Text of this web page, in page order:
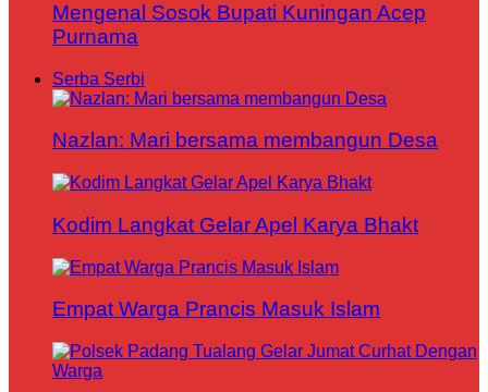
Mengenal Sosok Bupati Kuningan Acep
Purnama
Serba Serbi
Nazlan: Mari bersama membangun Desa
Kodim Langkat Gelar Apel Karya Bhakt
Empat Warga Prancis Masuk Islam